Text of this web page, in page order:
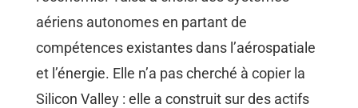
aériens autonomes en partant de
compétences existantes dans l’aérospatiale
et l’énergie. Elle n’a pas cherché à copier la
Silicon Valley : elle a construit sur des actifs